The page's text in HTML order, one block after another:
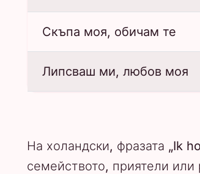
Скъпа моя, обичам те
Липсваш ми, любов моя
На холандски, фразата „Ik
семейството, приятели